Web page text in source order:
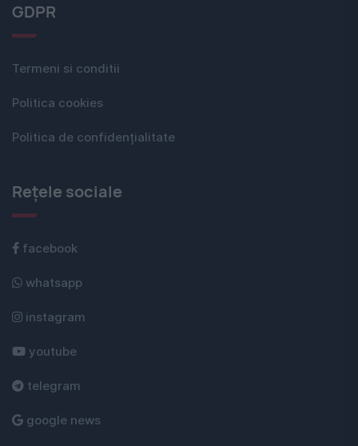
GDPR
Termeni si conditii
Politica cookies
Politica de confidențialitate
Rețele sociale
facebook
whatsapp
instagram
youtube
telegram
google news